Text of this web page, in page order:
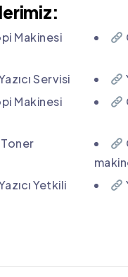
Makinesi
Servisi
Makinesi
Yetkili